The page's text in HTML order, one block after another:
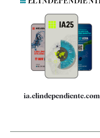
Quiénes somos
Especificaciones
ia.elindependiente.com